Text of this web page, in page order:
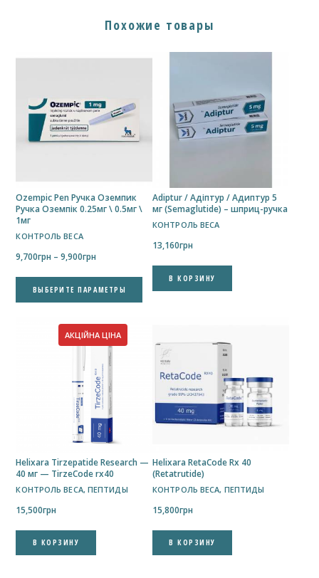
Похожие товары
Ozempic Pen Ручка Оземпик
Ручка Оземпік 0.25мг \ 0.5мг \
1мг
КОНТРОЛЬ ВЕСА
9,700грн – 9,900грн
9,700грн
–
ВЫБЕРИТЕ ПАРАМЕТРЫ
вариаций.
Опции
можно
выбрать
странице
Adiptur / Адіптур / Адиптур 5
мг (Semaglutide) – шприц-ручка
КОНТРОЛЬ ВЕСА
13,160грн
В КОРЗИНУ
АКЦІЙНА ЦІНА
Helixara Tirzepatide Research —
40 мг — TirzeCode rx40
КОНТРОЛЬ ВЕСА, ПЕПТИДЫ
15,500грн
В КОРЗИНУ
Helixara RetaCode Rx 40
(Retatrutide)
КОНТРОЛЬ ВЕСА, ПЕПТИДЫ
15,800грн
В КОРЗИНУ